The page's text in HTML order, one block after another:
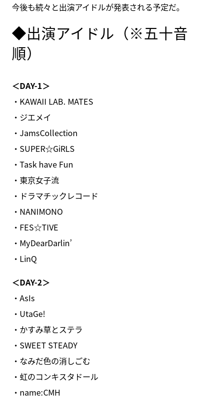
今後も続々と出演アイドルが発表される予定だ。
◆出演アイドル（※五十音
順）
＜DAY-1＞
・KAWAII LAB. MATES
・ジエメイ
・JamsCollection
・SUPER☆GiRLS
・Task have Fun
・東京女子流
・ドラマチックレコード
・NANIMONO
・FES☆TIVE
・MyDearDarlin’
・LinQ
＜DAY-2＞
・AsIs
・UtaGe!
・かすみ草とステラ
・SWEET STEADY
・なみだ色の消しごむ
・虹のコンキスタドール
・name:CMH